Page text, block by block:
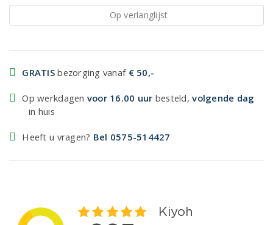
Op verlanglijst
GRATIS bezorging vanaf € 50,-
Op werkdagen voor 16.00 uur besteld,volgende dag
in huis
Heeft u vragen? Bel 0575-514427